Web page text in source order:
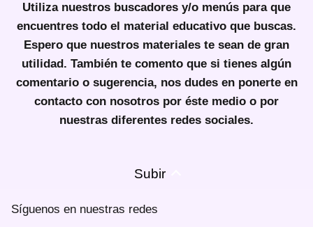
Utiliza nuestros buscadores y/o menús para que
encuentres todo el material educativo que buscas.
Espero que nuestros materiales te sean de gran
utilidad. También te comento que si tienes algún
comentario o sugerencia, nos dudes en ponerte en
contacto con nosotros por éste medio o por
nuestras diferentes redes sociales.
Subir
Síguenos en nuestras redes